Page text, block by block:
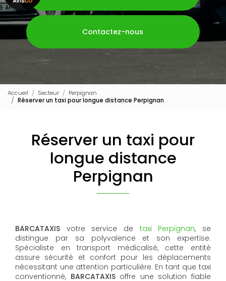
Contactez-nous
Voir le certificat
Accueil Secteur
Perpignan
Réserver un taxi pour longue distance Perpignan
Réserver un taxi pour
longue distance
Perpignan
BARCATAXIS votre service de taxi Perpignan, se
distingue par sa polyvalence et son expertise.
Spécialiste en transport médicalisé, cette entité
assure sécurité et confort pour les déplacements
nécessitant une attention particulière. En tant que taxi
conventionné, BARCATAXISoffre une solution fiable